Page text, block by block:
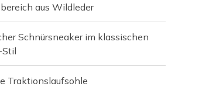
aus Wildleder
Schnürsneaker im klassischen
Stil
Traktionslaufsohle